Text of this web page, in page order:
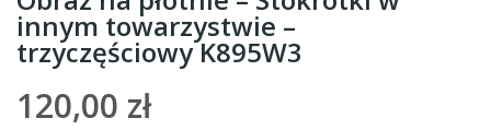
innym towarzystwie –
trzyczęściowy K895W3
120,00 zł